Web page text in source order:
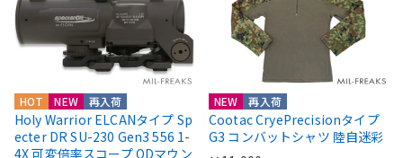
HOT NEW 再入荷
Holy Warrior ELCANタイプ Sp
ecter DR SU-230 Gen3 556 1-
4X 可変倍率スコープ QDマウン
NEW 再入荷
Cootac CryePrecisionタイプ
G3 コンバットシャツ 陸自迷彩